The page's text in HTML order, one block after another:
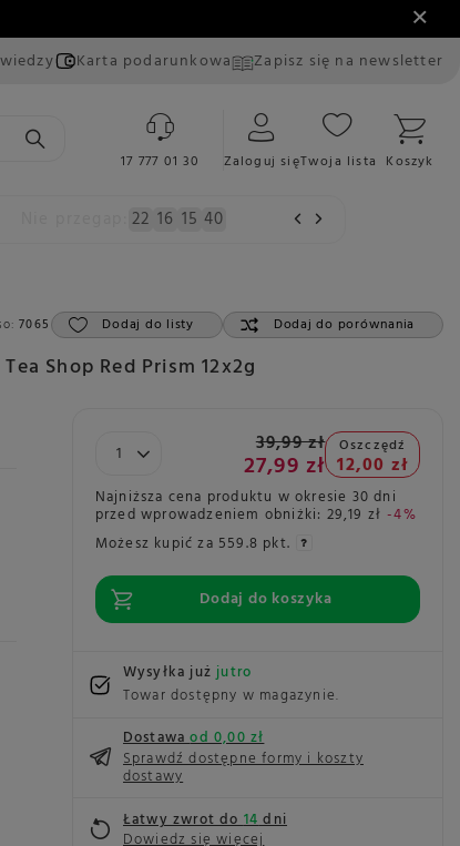
Karta podarunkowa Zapisz się na newsletter
17 777 01 30 Zaloguj sięTwoja lista Koszyk
22 16 15 38
Shop Red Prism 12x2g
7065 Dodaj do listy Dodaj do porównania
39,99 zł
27,99 zł
Oszczędź
12,00 zł
Najniższa cena produktu w okresie 30 dni
przed wprowadzeniem obniżki: 29,19 zł -4%
Możesz kupić za 559.8 pkt.
Dodaj do koszyka
Wysyłka jużjutro
Towar dostępny w magazynie
Dostawaod 0,00 zł
Sprawdź dostępne formy i koszty
dostawy
Łatwy zwrot do14dni
Dowiedz się więcej